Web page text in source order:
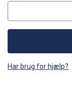
Har brug for hjælp?